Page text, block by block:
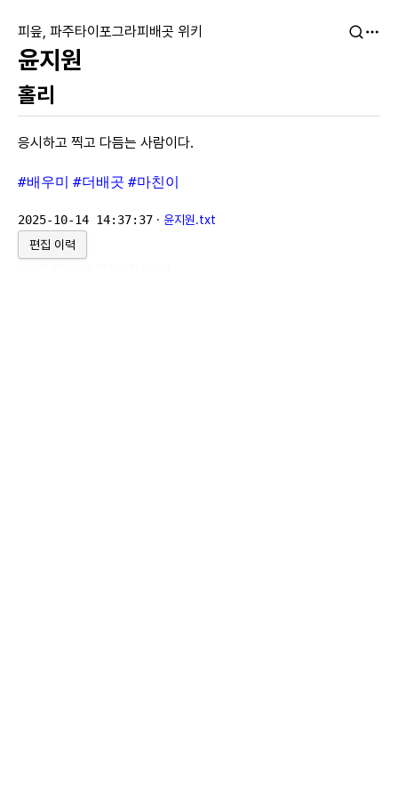
피읖, 파주타이포그라피배곳 위키
윤지원
홀리
응시하고 찍고 다듬는 사람이다.
#배우미 #더배곳 #마친이
2025-10-14 14:37:37 · 윤지원.txt
편집 이력